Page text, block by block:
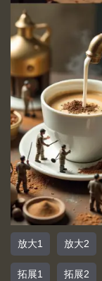
放大1 放大2
拓展1 拓展2